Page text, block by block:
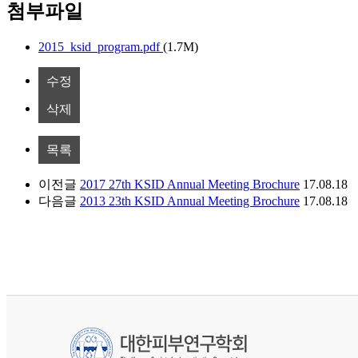
첨부파일
2015_ksid_program.pdf(1.7M)
수정
삭제
목록
이전글 2017 27th KSID Annual Meeting Brochure 17.08.18
다음글 2013 23th KSID Annual Meeting Brochure 17.08.18